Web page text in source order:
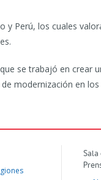
y Perú, los cuales
se trabajó en crear
modernización en los
Sala